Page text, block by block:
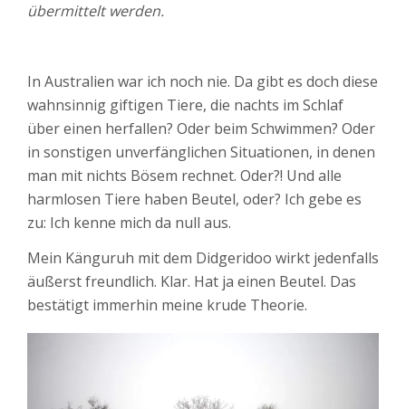
übermittelt werden.
In Australien war ich noch nie. Da gibt es doch diese
wahnsinnig giftigen Tiere, die nachts im Schlaf
über einen herfallen? Oder beim Schwimmen? Oder
in sonstigen unverfänglichen Situationen, in denen
man mit nichts Bösem rechnet. Oder?! Und alle
harmlosen Tiere haben Beutel, oder? Ich gebe es
zu: Ich kenne mich da null aus.
Mein Känguruh mit dem Didgeridoo wirkt jedenfalls
äußerst freundlich. Klar. Hat ja einen Beutel. Das
bestätigt immerhin meine krude Theorie.